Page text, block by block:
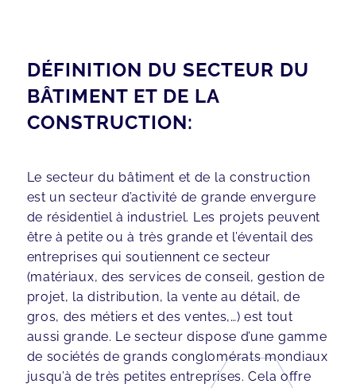
DÉFINITION DU SECTEUR DU
BÂTIMENT ET DE LA
CONSTRUCTION:
Le secteur du bâtiment et de la construction
est un secteur d’activité de grande envergure
de résidentiel à industriel. Les projets peuvent
être à petite ou à très grande et l’éventail des
entreprises qui soutiennent ce secteur
(matériaux, des services de conseil, gestion de
projet, la distribution, la vente au détail, de
gros, des métiers et des ventes,…) est tout
aussi grande. Le secteur dispose d’une gamme
de sociétés de grands conglomérats mondiaux
jusqu’à de très petites entreprises. Cela offre